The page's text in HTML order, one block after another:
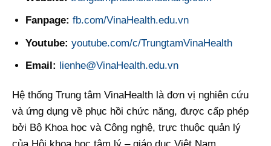
Fanpage: fb.com/VinaHealth.edu.vn
Youtube: youtube.com/c/TrungtamVinaHealth
Email: lienhe@VinaHealth.edu.vn
Hệ thống Trung tâm VinaHealth là đơn vị nghiên cứu
và ứng dụng về phục hồi chức năng, được cấp phép
bởi Bộ Khoa học và Công nghệ, trực thuộc quản lý